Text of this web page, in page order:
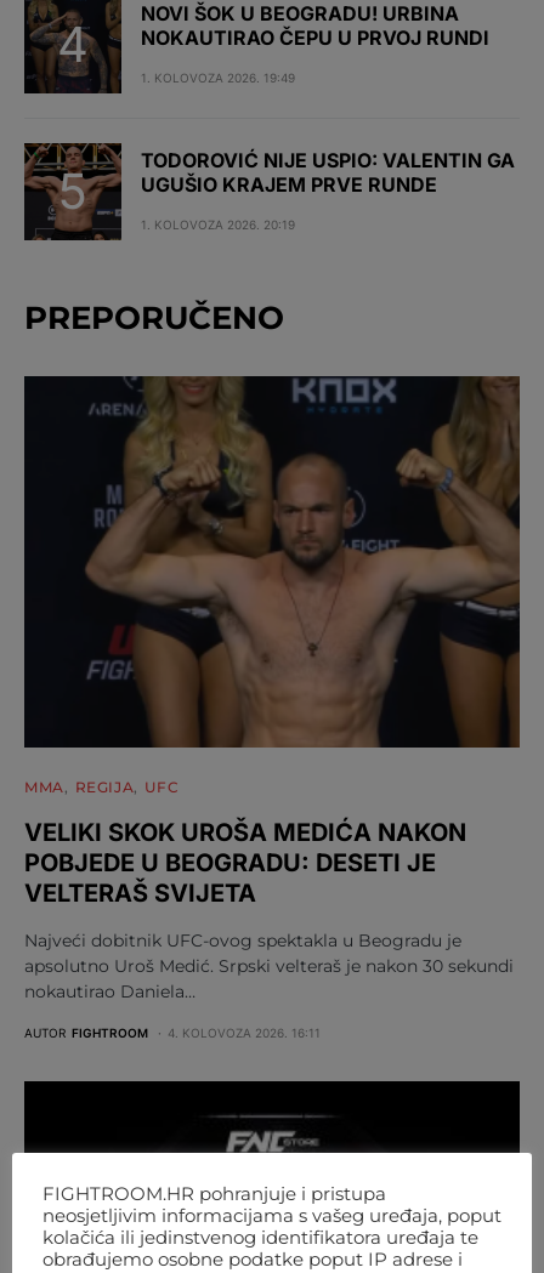
NOVI ŠOK U BEOGRADU! URBINA
NOKAUTIRAO ČEPU U PRVOJ RUNDI
1. KOLOVOZA 2026. 19:49
TODOROVIĆ NIJE USPIO: VALENTIN GA
UGUŠIO KRAJEM PRVE RUNDE
1. KOLOVOZA 2026. 20:19
PREPORUČENO
MMA REGIJA UFC
VELIKI SKOK UROŠA MEDIĆA NAKON
POBJEDE U BEOGRADU: DESETI JE
VELTERAŠ SVIJETA
Najveći dobitnik UFC-ovog spektakla u Beogradu je
apsolutno Uroš Medić. Srpski velteraš je nakon 30 sekundi
nokautirao Daniela…
AUTOR FIGHTROOM 4. KOLOVOZA 2026. 16:11
FIGHTROOM.HR pohranjuje i pristupa
neosjetljivim informacijama s vašeg uređaja, poput
kolačića ili jedinstvenog identifikatora uređaja te
obrađujemo osobne podatke poput IP adrese i